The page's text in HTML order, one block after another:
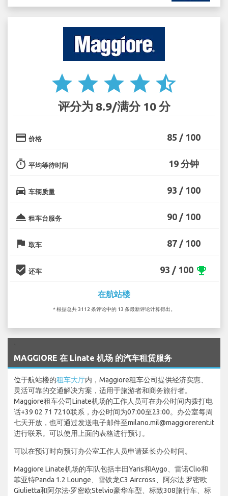
star star star star star_half
评分为 8.9/满分 10 分
credit_card 价格 85 / 100
timer 平均等待时间 19 分钟
directions_car 车辆质量 93 / 100
room_service 租车台服务 90 / 100
flag 取车 87 / 100
beenhere 还车 93 / 100 emoji_events
在航站楼
* 根据总共 3112 条评论中的 13 条最新评论计算得出。
MAGGIORE 在 Linate 机场 的汽车租赁服务
位于航站楼的租车大厅内，Maggiore租车公司提供经济实惠、
灵活可靠的交通解决方案，适用于旅游者和商务旅行者。
Maggiore租车公司Linate机场的工作人员可在办公时间内拨打电
话+39 02 71 7210联系，办公时间为07:00至23:00。办公室每周
七天开放，也可通过发送电子邮件至milano.mil@maggiorerent.it
进行联系。可以使用上面的表格进行预订。
可以在预订时向预订办公室工作人员申请延长办公时间。
Maggiore Linate机场的车队包括丰田Yaris和Aygo、雷诺Clio和
菲亚特Panda 1.2 Lounge、雪铁龙C3 Aircross、阿尔法·罗密欧
Giulietta和阿尔法·罗密欧Stelvio豪华车型、标致308旅行车、标